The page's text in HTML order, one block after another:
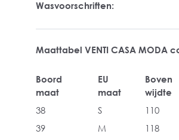
Wasvoorschriften:
Maattabel VENTI CASA MODA
Boord
maat
EU
maat
Boven
wijdte
38
S 110
39
M 118